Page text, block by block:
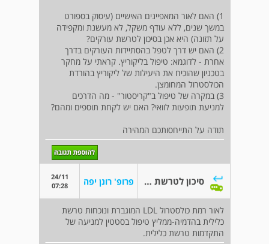
1) האם לאור המאפיינים האישיים (עיסוק בספורט
במשך שנים, ללא עודף משקל, לא מעשנת ומקפידה
על תזונה) היא אכן בסיכון לטרשת עורקים?
2) האם יש דרך לטפל בהסתיידות העורקים בדרך
אחרת - לדוגמא: טיפול בליקוריץ. קראתי על מחקר
בטכניון שהוכיח את היעילות של ליקוריץ בהורדת
הכולסטרול המחומצן.
3) במקרה של טיפול ב"קריסטור" - מה הדרכים
למניעת תופעות לוואי? האם יש לקחת תוספים ומהם?
תודה על התייחסותכם המהירה
סיכון לטרשת עורקים - אופציה לטיפול לא תרופתי פרופ' רונן יפה
24/11
07:28
לאור רמת כולסטרול LDL המוגברת ונוכחות טרשת
כלילית בהדמיה-ממליץ טיפול בסטטין למניעה של
התקדמות טרשת כלילית.